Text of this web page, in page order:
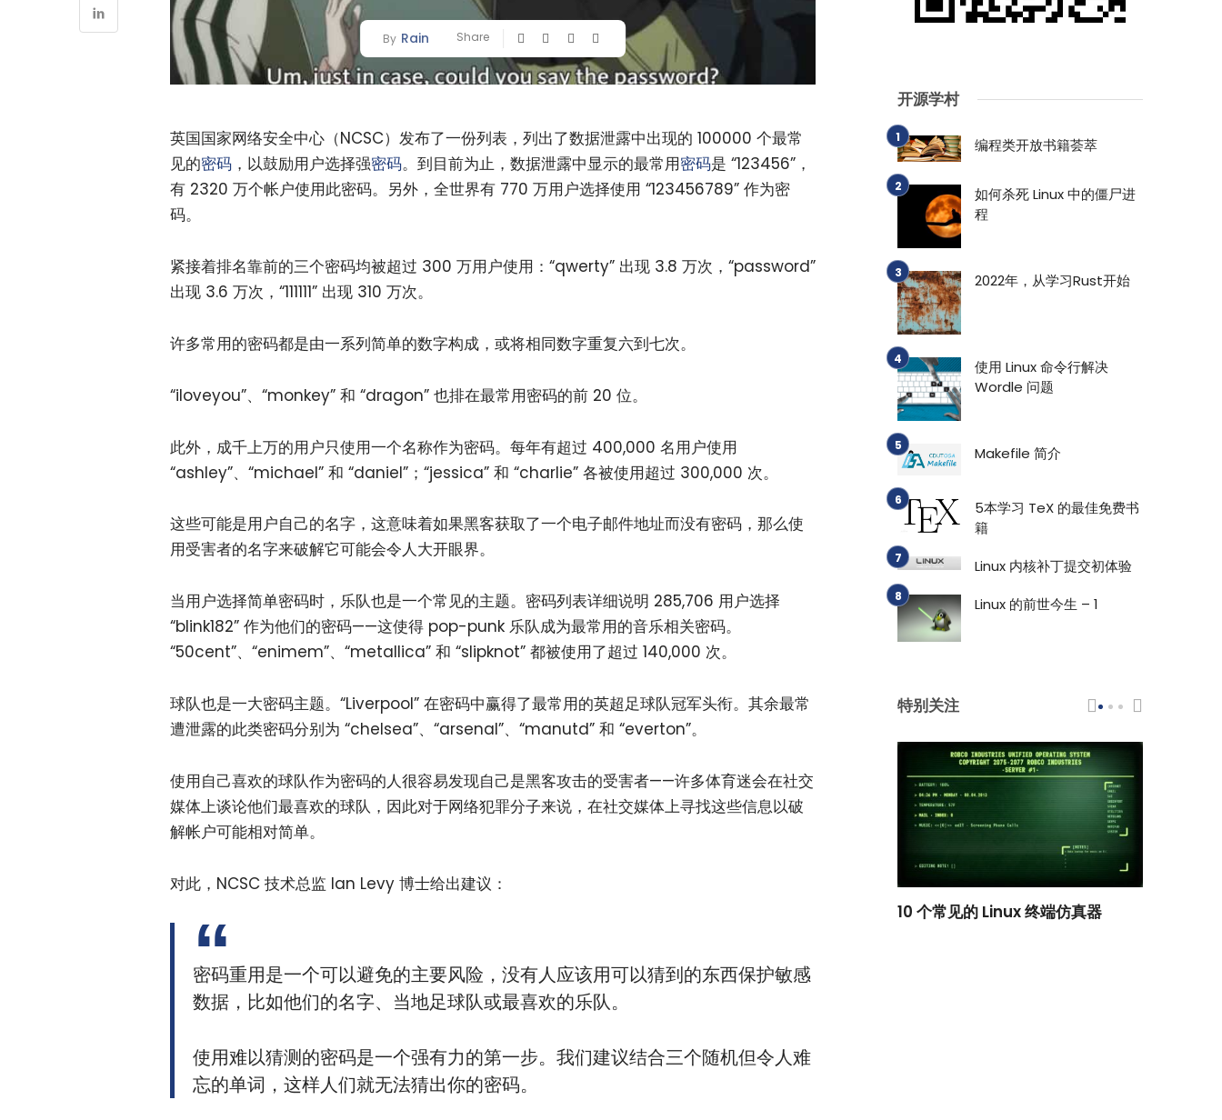
By Rain Share
英国国家网络安全中心（NCSC）发布了一份列表，列出了数据泄露中出现的 100000 个最常
见的密码 ，以鼓励用户选择强密码。到目前为止，数据泄露中显示的最常用密码是 “123456”，
有 2320 万个帐户使用此密码。另外，全世界有 770 万用户选择使用 “123456789” 作为密
码。
紧接着排名靠前的三个密码均被超过 300 万用户使用：“qwerty” 出现 3.8 万次，“password”
出现 3.6 万次，“111111” 出现 310 万次。
许多常用的密码都是由一系列简单的数字构成，或将相同数字重复六到七次。
“iloveyou”、“monkey” 和 “dragon” 也排在最常用密码的前 20 位。
此外，成千上万的用户只使用一个名称作为密码。每年有超过 400,000 名用户使用
“ashley”、“michael” 和 “daniel”；“jessica” 和 “charlie” 各被使用超过 300,000 次。
这些可能是用户自己的名字，这意味着如果黑客获取了一个电子邮件地址而没有密码，那么使
用受害者的名字来破解它可能会令人大开眼界。
当用户选择简单密码时，乐队也是一个常见的主题。密码列表详细说明 285,706 用户选择
“blink182” 作为他们的密码——这使得 pop-punk 乐队成为最常用的音乐相关密码。
“50cent”、“enimem”、“metallica” 和 “slipknot” 都被使用了超过 140,000 次。
球队也是一大密码主题。“Liverpool” 在密码中赢得了最常用的英超足球队冠军头衔。其余最常
遭泄露的此类密码分别为 “chelsea”、“arsenal”、“manutd” 和 “everton”。
使用自己喜欢的球队作为密码的人很容易发现自己是黑客攻击的受害者——许多体育迷会在社交
媒体上谈论他们最喜欢的球队，因此对于网络犯罪分子来说，在社交媒体上寻找这些信息以破
解帐户可能相对简单。
对此，NCSC 技术总监 Ian Levy 博士给出建议：
密码重用是一个可以避免的主要风险，没有人应该用可以猜到的东西保护敏感
数据，比如他们的名字、当地足球队或最喜欢的乐队。
使用难以猜测的密码是一个强有力的第一步。我们建议结合三个随机但令人难
忘的单词，这样人们就无法猜出你的密码。
开源学村
编程类开放书籍荟萃
如何杀死 Linux 中的僵尸进
程
2022年，从学习Rust开始
使用 Linux 命令行解决
Wordle 问题
Makefile 简介
5本学习 TeX 的最佳免费书
籍
Linux 内核补丁提交初体验
Linux 的前世今生 – 1
特别关注
10 个常见的 Linux 终端仿真器